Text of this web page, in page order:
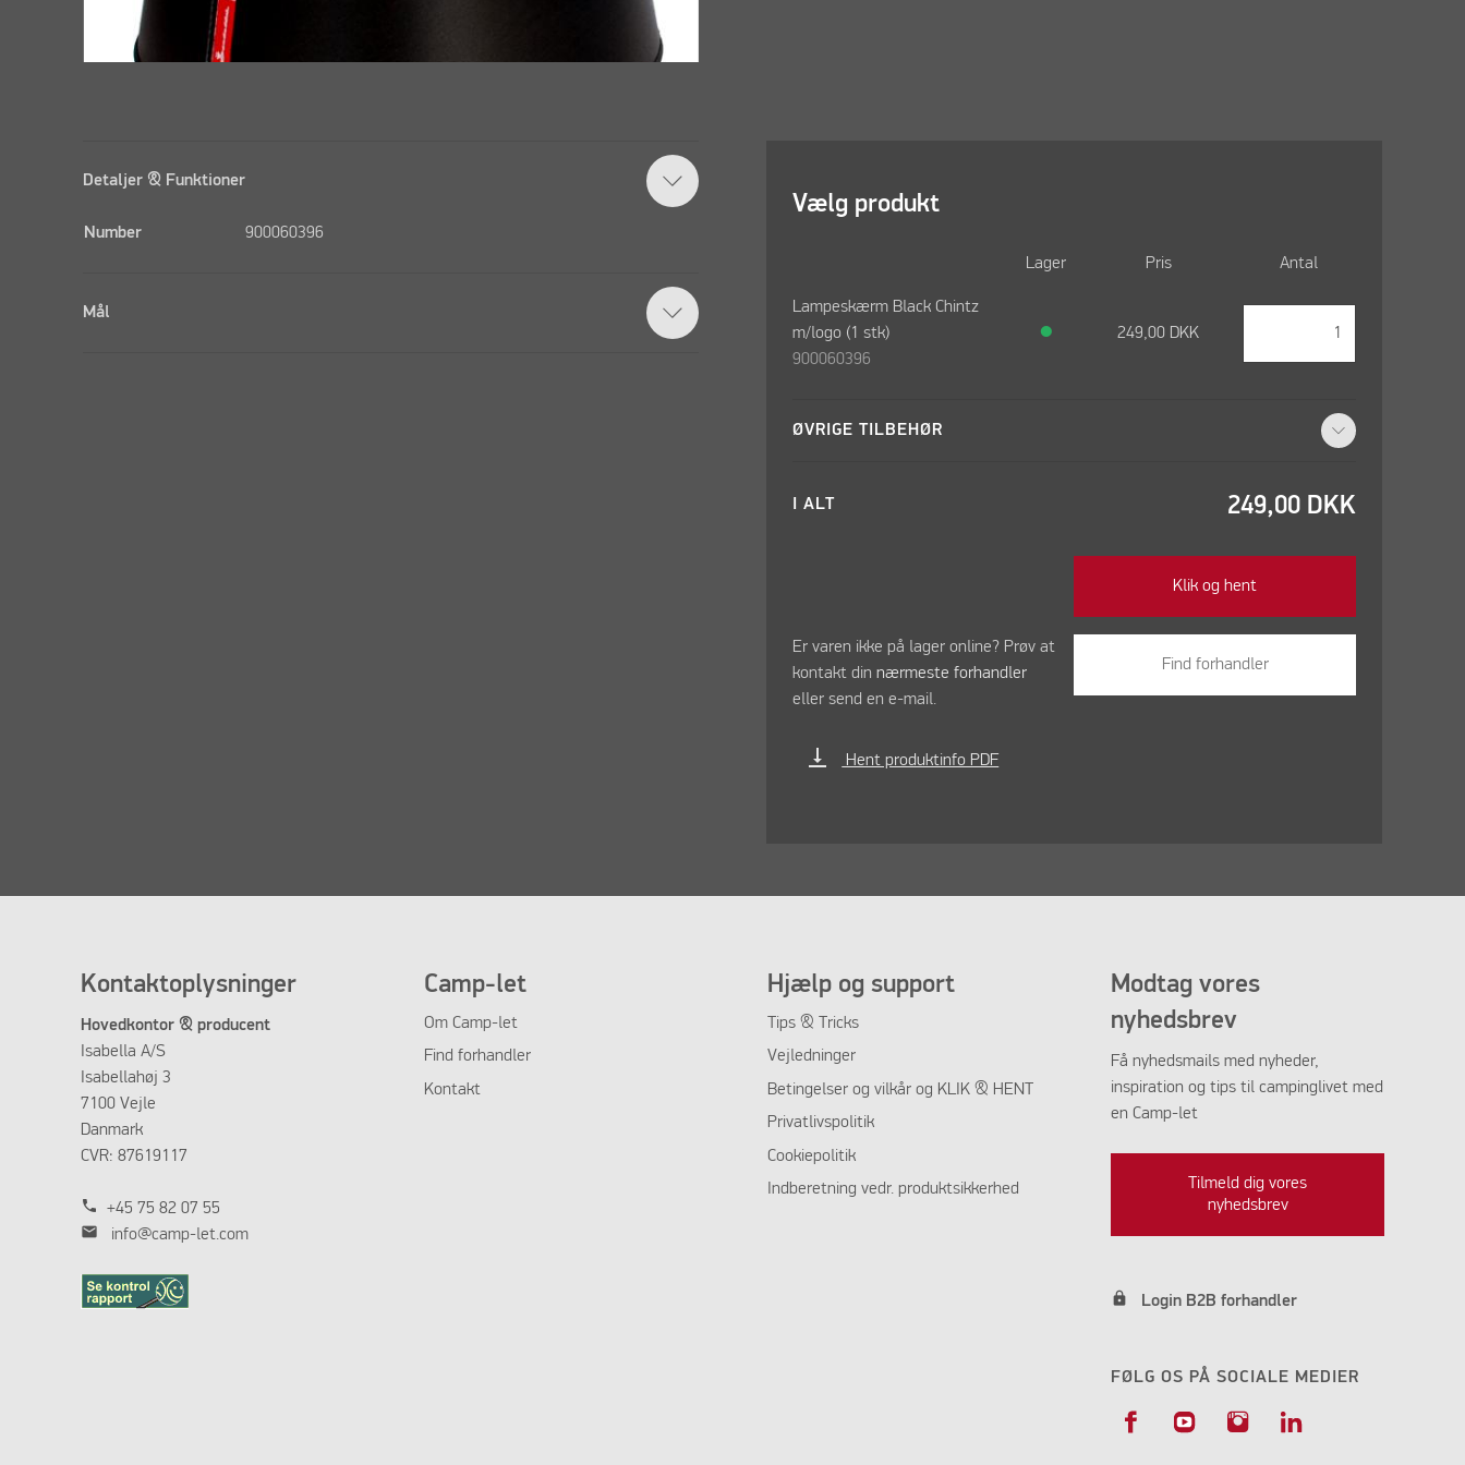
Vælg produkt
Lager Pris Antal
Lampeskærm Black Chintz
m/logo (1 stk)
900060396
● 249,00 DKK
ØVRIGE TILBEHØR
I ALT 249,00 DKK
Klik og hent
Er varen ikke på lager online? Prøv at
kontakt dinnærmeste forhandler
eller send en e-mail.
Find forhandler
vertical_align_bottom Hent produktinfo PDF
Detaljer & Funktioner
Number 900060396
Mål
Kontaktoplysninger
Hovedkontor & producent
Isabella A/S
Isabellahøj 3
7100 Vejle
Danmark
CVR: 87619117
phone +45 75 82 07 55
mail info@camp-let.com
Camp-let
Om Camp-let
Find forhandler
Kontakt
Hjælp og support
Tips & Tricks
Vejledninger
Betingelser og vilkår og KLIK & HENT
Privatlivspolitik
Cookiepolitik
Indberetning vedr. produktsikkerhed
Modtag vores
nyhedsbrev
Få nyhedsmails med nyheder,
inspiration og tips til campinglivet med
en Camp-let
Tilmeld dig vores
nyhedsbrev
lock Login B2B forhandler
FØLG OS PÅ SOCIALE MEDIER